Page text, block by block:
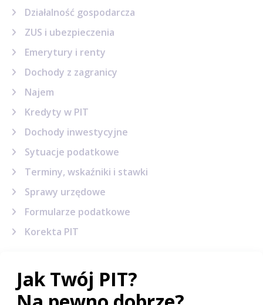
Działalność gospodarcza
ZUS i ubezpieczenia
Emerytury i renty
Dochody z zagranicy
Najem
Kredyty w PIT
Dochody inwestycyjne
Sytuacje podatkowe
Terminy, wskaźniki i stawki
Sprawy urzędowe
Formularze podatkowe
Korekta PIT
Ulga prorodzinna w 2027